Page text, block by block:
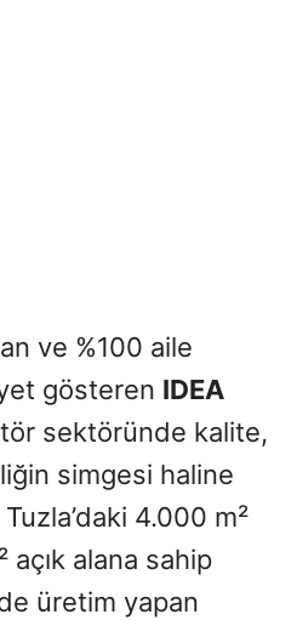
ve %100 aile
gösteren IDEA
sektöründe kalite,
simgesi haline
4.000 m²
açık alana sahip
üretim yapan